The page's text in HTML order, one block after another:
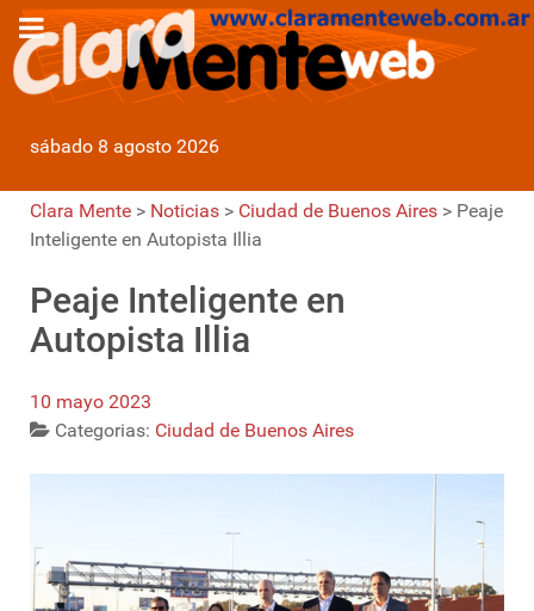
sábado 8 agosto 2026
Clara Mente > Noticias > Ciudad de Buenos Aires > Peaje
Inteligente en Autopista Illia
Peaje Inteligente en
Autopista Illia
10 mayo 2023
Categorias: Ciudad de Buenos Aires